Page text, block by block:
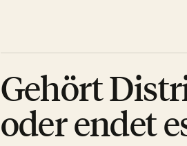
Gehört
oder endet